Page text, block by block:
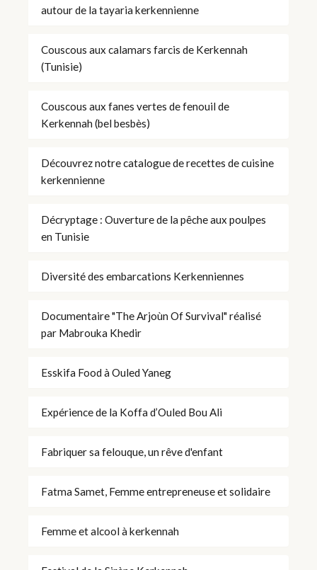
autour de la tayaria kerkennienne
Couscous aux calamars farcis de Kerkennah
(Tunisie)
Couscous aux fanes vertes de fenouil de
Kerkennah (bel besbès)
Découvrez notre catalogue de recettes de cuisine
kerkennienne
Décryptage : Ouverture de la pêche aux poulpes
en Tunisie
Diversité des embarcations Kerkenniennes
Documentaire "The Arjoùn Of Survival" réalisé
par Mabrouka Khedir
Esskifa Food à Ouled Yaneg
Expérience de la Koffa d’Ouled Bou Ali
Fabriquer sa felouque, un rêve d'enfant
Fatma Samet, Femme entrepreneuse et solidaire
Femme et alcool à kerkennah